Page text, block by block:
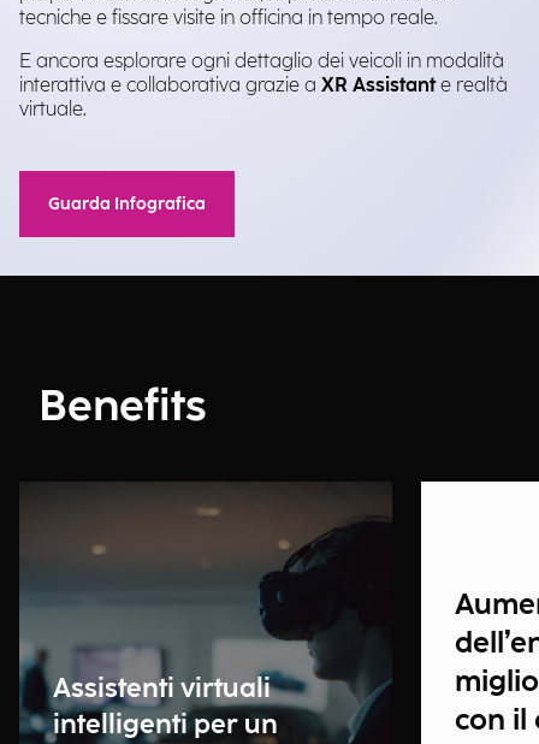
tecniche e fissare visite in officina in tempo reale.
E ancora esplorare ogni dettaglio dei veicoli in modalità
interattiva e collaborativa grazie a XR Assistante realtà
virtuale.
Guarda Infografica
Benefits
Assistenti virtuali
intelligenti per un
con il